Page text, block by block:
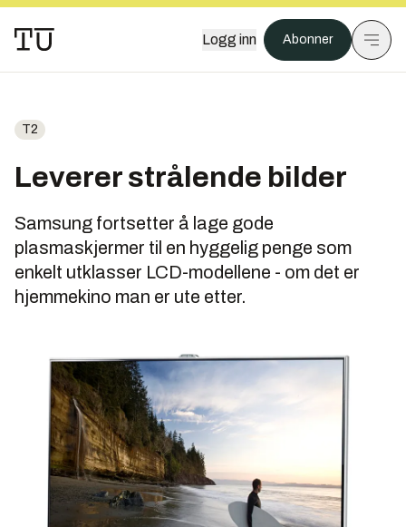
Logg inn Abonner
T2
Leverer strålende bilder
Samsung fortsetter å lage gode
plasmaskjermer til en hyggelig penge som
enkelt utklasser LCD-modellene - om det er
hjemmekino man er ute etter.